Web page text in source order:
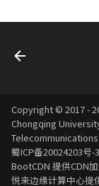
Copyright © 2017 -
Chongqing
Telecommunications
蜀ICP备20024203号-3
BootCDN 提供CDN
悦来边缘计算中心提